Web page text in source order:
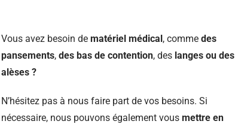
Vous avez besoin de matériel médical, comme des
pansements, des bas de contention, des langes ou des
alèses ?
N’hésitez pas à nous faire part de vos besoins. Si
nécessaire, nous pouvons également vous mettre en